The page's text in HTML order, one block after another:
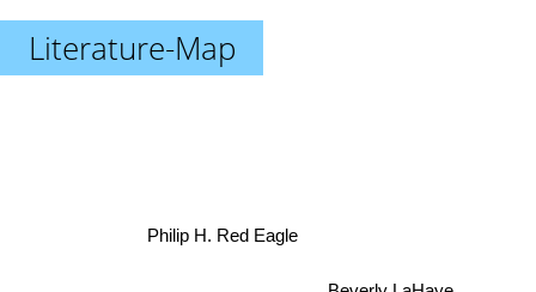
Literature-Map
Philip H. Red Eagle